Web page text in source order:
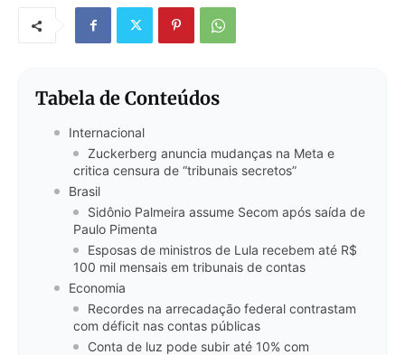
Tabela de Conteúdos
Internacional
Zuckerberg anuncia mudanças na Meta e
critica censura de “tribunais secretos”
Brasil
Sidônio Palmeira assume Secom após saída de
Paulo Pimenta
Esposas de ministros de Lula recebem até R$
100 mil mensais em tribunais de contas
Economia
Recordes na arrecadação federal contrastam
com déficit nas contas públicas
Conta de luz pode subir até 10% com